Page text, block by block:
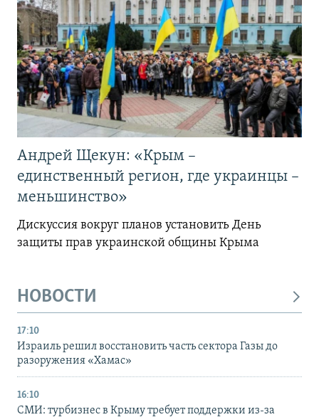
Андрей Щекун: «Крым –
единственный регион, где украинцы –
меньшинство»
Дискуссия вокруг планов установить День
защиты прав украинской общины Крыма
НОВОСТИ
17:10
Израиль решил восстановить часть сектора Газы до
разоружения «Хамас»
16:10
СМИ: турбизнес в Крыму требует поддержки из-за